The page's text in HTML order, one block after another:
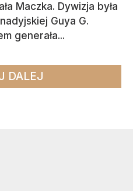
Maczka. Dywizja była
Guya G.
generała...
DALEJ